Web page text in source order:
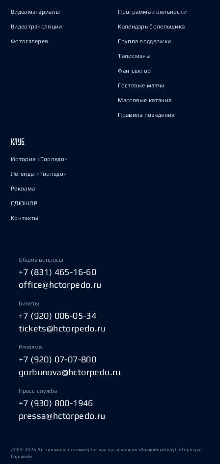
Видеоматериалы
Видеотрансляции
Фотогалерея
Программа лояльности
Календарь болельщика
Группа поддержки
Талисманы
Фан-сектор
Гостевые матчи
Массовые катания
Правила поведения
КЛУБ
История «Торпедо»
Легенды «Торпедо»
Реклама
СДЮШОР
Контакты
Общие вопросы
+7 (831) 465-16-60
office@hctorpedo.ru
Билеты
+7 (920) 006-05-34
tickets@hctorpedo.ru
Реклама
+7 (920) 07-07-800
gorbunova@hctorpedo.ru
Пресс-служба
+7 (930) 800-1946
pressa@hctorpedo.ru
2003-2026 Автономная некоммерческая организация «Хоккейный клуб «Торпедо-
Горький»